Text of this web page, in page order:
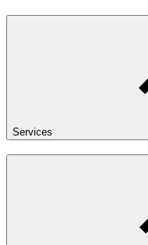
Services